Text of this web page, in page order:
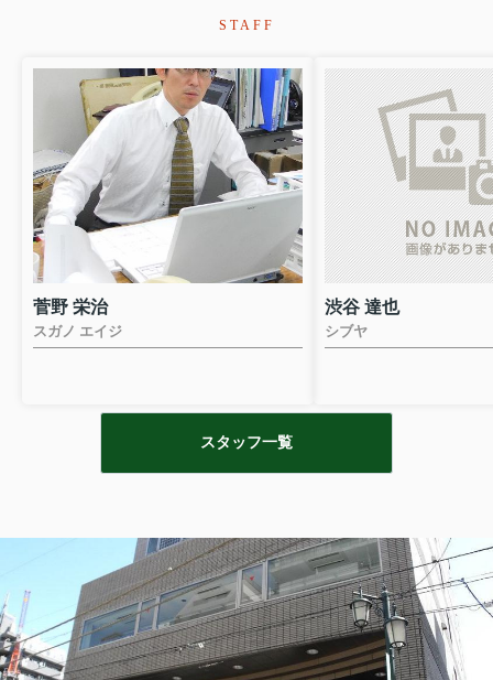
家族を呼んだり、お友
ることが楽しみです。
行きつけのお店を見つ
緒に行きましょう♪
STAFF
菅野 栄治
スガノ エイジ
渋谷 達也
シブヤ
スタッフ一覧